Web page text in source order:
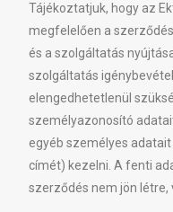
Tájékoztatjuk, hogy az
megfelelően a
és a szolgáltatás
szolgáltatás
elengedhetetlenül
személyazonosító
egyéb személyes
címét) kezelni. A fenti
szerződés nem jön létre,